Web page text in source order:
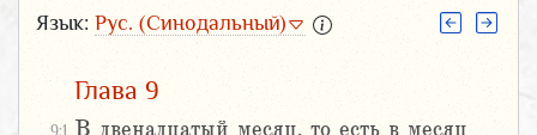
Язык: Рус. (Синодальный)
Глава 9
9:1 В двенадцатый месяц, то есть в месяц